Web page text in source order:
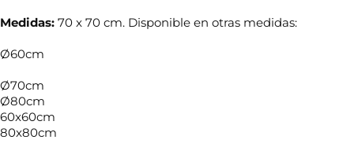
Medidas: 70 x 70 cm. Disponible en otras medidas:
Ø60cm
Ø70cm
Ø80cm
60x60cm
80x80cm